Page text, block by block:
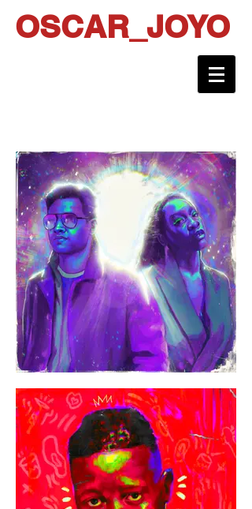
OSCAR_JOYO